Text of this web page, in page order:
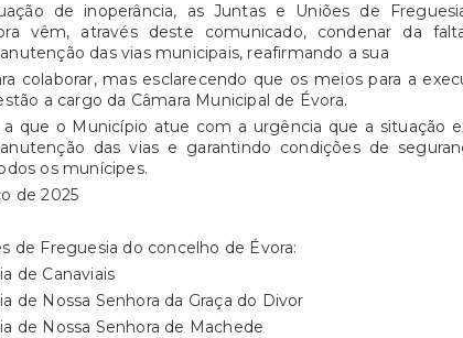
de inoperância, as Juntas e Uniões de
vêm, através deste comunicado, condenar da
das vias municipais, reafirmando a sua
colaborar, mas esclarecendo que os meios para a
a cargo da Câmara Municipal de Évora.
a que o Município atue com a urgência que a situação
das vias e garantindo condições de
os munícipes.
de 2025
de Freguesia do concelho de Évora:
de Canaviais
de Nossa Senhora da Graça do Divor
de Nossa Senhora de Machede